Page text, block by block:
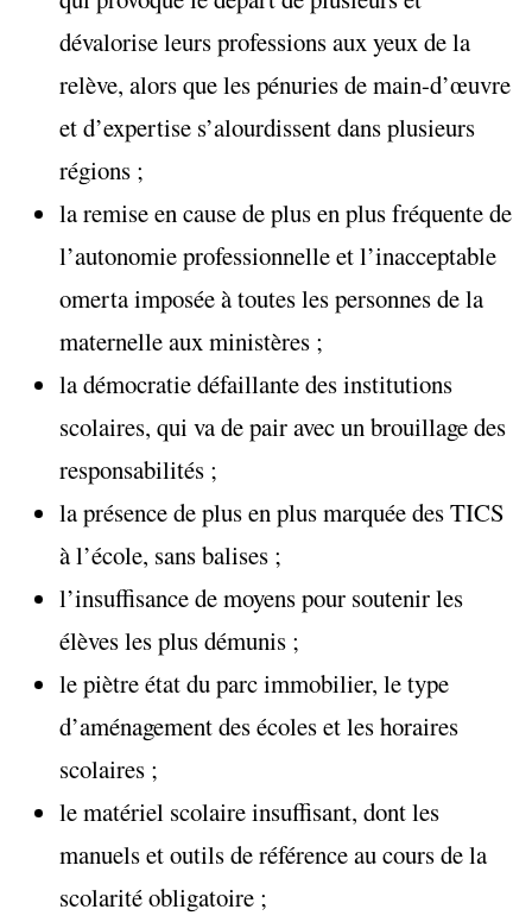
dévalorise leurs professions aux yeux de la
relève, alors que les pénuries de main-d’œuvre
et d’expertise s’alourdissent dans plusieurs
régions ;
la remise en cause de plus en plus fréquente de
l’autonomie professionnelle et l’inacceptable
omerta imposée à toutes les personnes de la
maternelle aux ministères ;
la démocratie défaillante des institutions
scolaires, qui va de pair avec un brouillage des
responsabilités ;
la présence de plus en plus marquée des TICS
à l’école, sans balises ;
l’insuffisance de moyens pour soutenir les
élèves les plus démunis ;
le piètre état du parc immobilier, le type
d’aménagement des écoles et les horaires
scolaires ;
le matériel scolaire insuffisant, dont les
manuels et outils de référence au cours de la
scolarité obligatoire ;